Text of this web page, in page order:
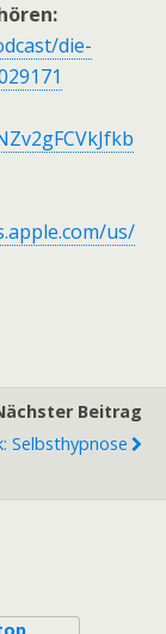
die-
us/
Beitrag
Selbsthypnose